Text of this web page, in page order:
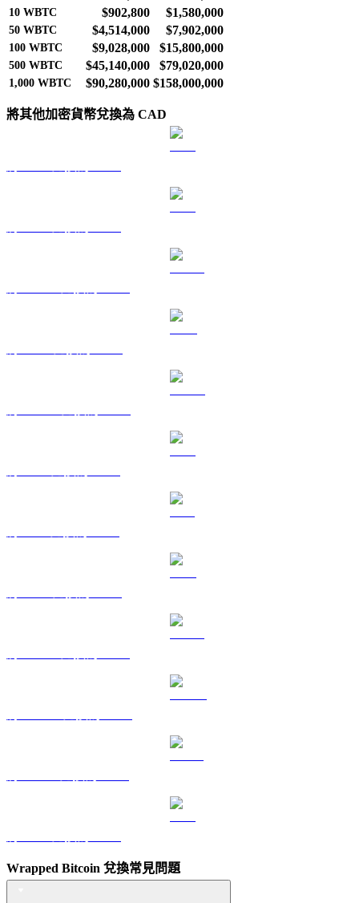
10 WBTC $902,800 $1,580,000
50 WBTC $4,514,000 $7,902,000
100 WBTC $9,028,000 $15,800,000
500 WBTC $45,140,000 $79,020,000
1,000 WBTC $90,280,000 $158,000,000
將其他加密貨幣兌換為 CAD
Wrapped Bitcoin 兌換常見問題